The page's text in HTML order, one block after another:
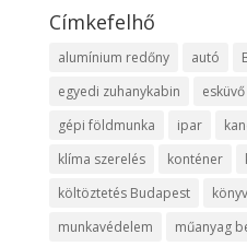
Címkefelhő
alumínium redőny autó
egyedi zuhanykabin
esküvő
gépi földmunka
ipar
klíma szerelés
konténer
költöztetés Budapest
munkavédelem
műanyag